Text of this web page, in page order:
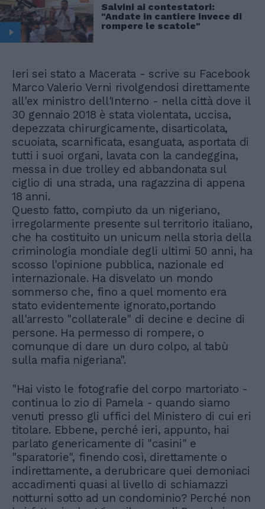
Salvini ai contestatori:
"Andate in cantiere invece di
rompere le scatole"
Ieri sei stato a Macerata - scrive su Facebook
Marco Valerio Verni rivolgendosi direttamente
all'ex ministro dell'Interno - nella città dove il
30 gennaio 2018 è stata violentata, uccisa,
depezzata chirurgicamente, disarticolata,
scuoiata, scarnificata, esanguata, asportata di
tutti i suoi organi, lavata con la candeggina,
messa in due trolley ed abbandonata sul
ciglio di una strada, una ragazzina di appena
18 anni.
Questo fatto, compiuto da un nigeriano,
irregolarmente presente sul territorio italiano,
che ha costituito un unicum nella storia della
criminologia mondiale degli ultimi 50 anni, ha
scosso l'opinione pubblica, nazionale ed
internazionale. Ha disvelato un mondo
sommerso che, fino a quel momento era
stato evidentemente ignorato,portando
all'arresto "collaterale" di decine e decine di
persone. Ha permesso di rompere, o
comunque di dare un duro colpo, al tabù
sulla mafia nigeriana".
"Hai visto le fotografie del corpo martoriato -
continua lo zio di Pamela - quando siamo
venuti presso gli uffici del Ministero di cui eri
titolare. Ebbene, perché ieri, appunto, hai
parlato genericamente di "casini" e
"sparatorie", finendo così, direttamente o
indirettamente, a derubricare quei demoniaci
accadimenti quasi al livello di schiamazzi
notturni sotto ad un condominio? Perché non